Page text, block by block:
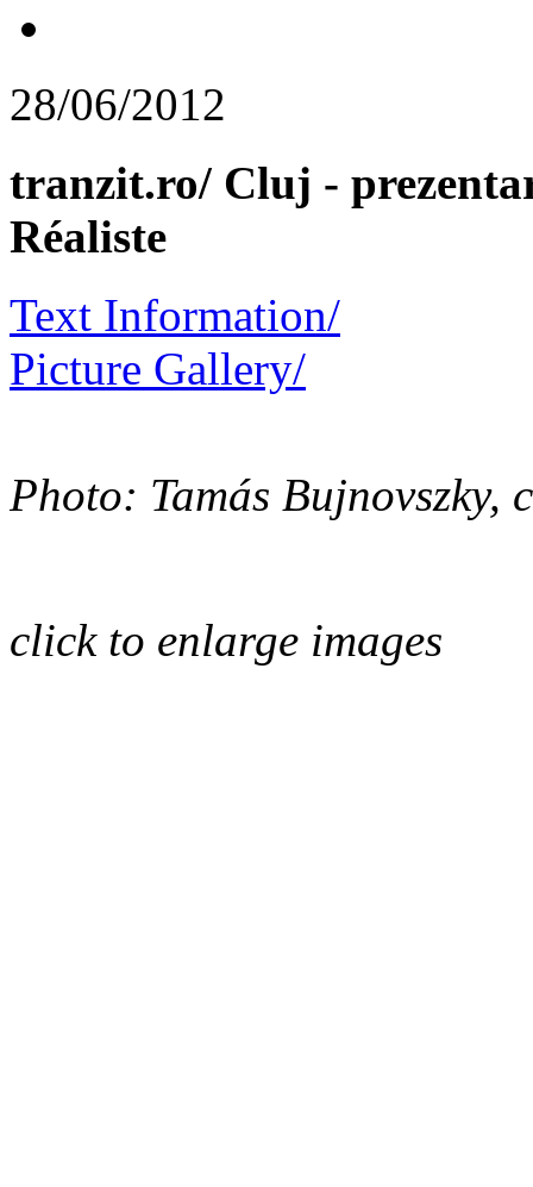
28/06/2012
tranzit.ro/ Cluj -
Réaliste
Text Information/
Picture Gallery/
Photo: Tamás Bujnovszky,
click to enlarge images